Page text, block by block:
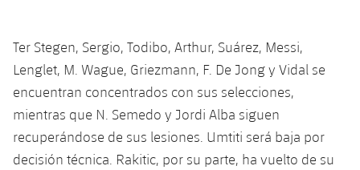
Clasificaciones
Resultados
Clasificaciones
Hockey Hierba Femenino
Plantilla
Agenda
Rugby
plusicon
más
Actualidad
Jugadores
Voleibol
plusicon
más
Noticias
Apúntate a las amateurs
plusicon
más
Ter Stegen, Sergio, Todibo, Arthur, Suárez, Messi,
Lenglet, M. Wague, Griezmann, F. De Jong y Vidal se
encuentran concentrados con sus selecciones,
mientras que N. Semedo y Jordi Alba siguen
recuperándose de sus lesiones. Umtiti será baja por
decisión técnica. Rakitic, por su parte, ha vuelto de su